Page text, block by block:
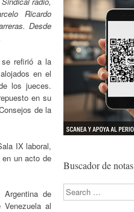
Ricardo
Desde
se refirió a la
en el
los jueces.
en su
de la
IX laboral,
un acto de
Argentina de
Venezuela al
Buscador de notas
Search